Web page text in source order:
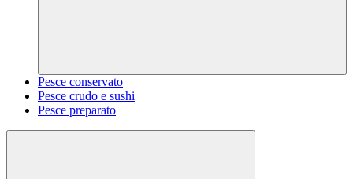
Pesce conservato
Pesce crudo e sushi
Pesce preparato